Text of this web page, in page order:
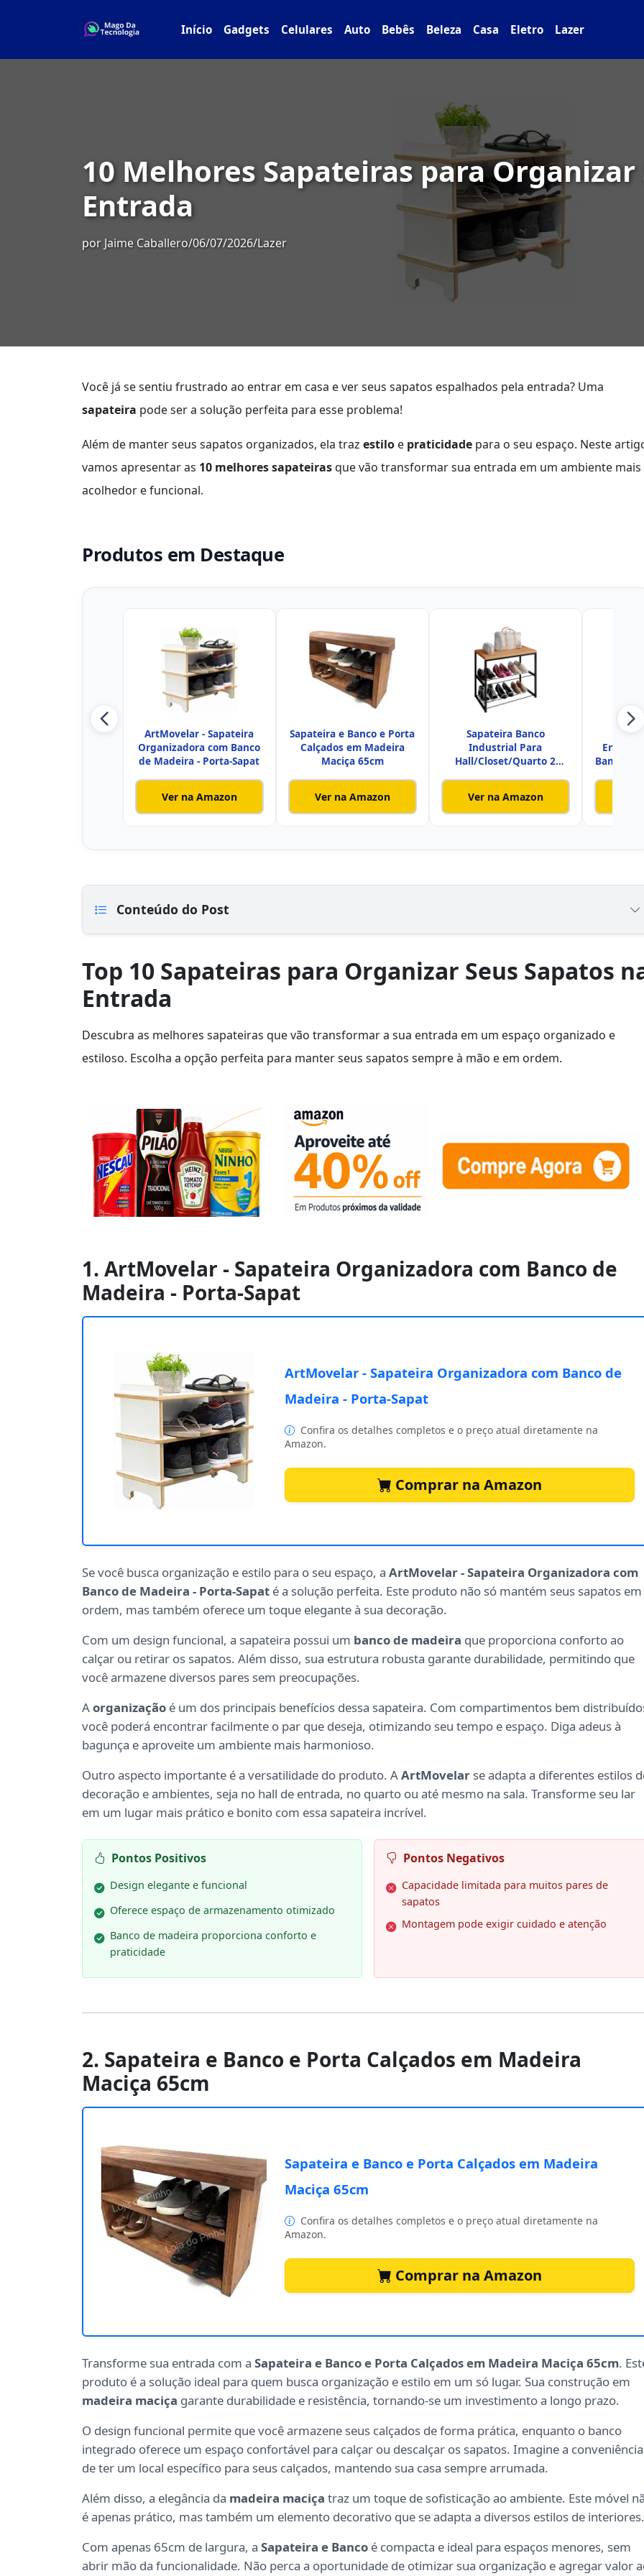
Início Gadgets Celulares Auto Bebês Beleza Casa Eletro Lazer
10 Melhores Sapateiras para Organizar
Entrada
por Jaime Caballero/06/07/2026/Lazer
Você já se sentiu frustrado ao entrar em casa e ver seus sapatos espalhados pela entrada? Uma
sapateira pode ser a solução perfeita para esse problema!
Além de manter seus sapatos organizados, ela traz estilo e praticidade para o seu espaço. Neste
vamos apresentar as 10 melhores sapateirasque vão transformar sua entrada em um ambiente mais
acolhedor e funcional.
Produtos em Destaque
ArtMovelar - Sapateira
Organizadora com Banco
de Madeira - Porta-Sapat
Ver na Amazon
Sapateira e Banco e Porta
Calçados em Madeira
Maciça 65cm
Ver na Amazon
Sapateira Banco
Industrial Para
Hall/Closet/Quarto 2
Ver na Amazon
Bambu
Conteúdo do Post
Top 10 Sapateiras para Organizar Seus Sapatos
Entrada
Descubra as melhores sapateiras que vão transformar a sua entrada em um espaço organizado e
estiloso. Escolha a opção perfeita para manter seus sapatos sempre à mão e em ordem.
1. ArtMovelar - Sapateira Organizadora com Banco de
Madeira - Porta-Sapat
ArtMovelar - Sapateira Organizadora com Banco de
Madeira - Porta-Sapat
Confira os detalhes completos e o preço atual diretamente na
Amazon.
Comprar na Amazon
Se você busca organização e estilo para o seu espaço, a ArtMovelar - Sapateira Organizadora com
Banco de Madeira - Porta-Sapat é a solução perfeita. Este produto não só mantém seus sapatos em
ordem, mas também oferece um toque elegante à sua decoração.
Com um design funcional, a sapateira possui um banco de madeira que proporciona conforto ao
calçar ou retirar os sapatos. Além disso, sua estrutura robusta garante durabilidade, permitindo que
você armazene diversos pares sem preocupações.
Aorganização é um dos principais benefícios dessa sapateira. Com compartimentos bem
você poderá encontrar facilmente o par que deseja, otimizando seu tempo e espaço. Diga adeus à
bagunça e aproveite um ambiente mais harmonioso.
Outro aspecto importante é a versatilidade do produto. AArtMovelar se adapta a diferentes estilos
decoração e ambientes, seja no hall de entrada, no quarto ou até mesmo na sala. Transforme seu lar
em um lugar mais prático e bonito com essa sapateira incrível.
Pontos Positivos
Design elegante e funcional
Oferece espaço de armazenamento otimizado
Banco de madeira proporciona conforto e
praticidade
Pontos Negativos
Capacidade limitada para muitos pares de
sapatos
Montagem pode exigir cuidado e atenção
2. Sapateira e Banco e Porta Calçados em Madeira
Maciça 65cm
Sapateira e Banco e Porta Calçados em Madeira
Maciça 65cm
Confira os detalhes completos e o preço atual diretamente na
Amazon.
Comprar na Amazon
Transforme sua entrada com a Sapateira e Banco e Porta Calçados em Madeira Maciça 65cm.
produto é a solução ideal para quem busca organização e estilo em um só lugar. Sua construção em
madeira maciça garante durabilidade e resistência, tornando-se um investimento a longo prazo.
O design funcional permite que você armazene seus calçados de forma prática, enquanto o banco
integrado oferece um espaço confortável para calçar ou descalçar os sapatos. Imagine a conveniência
de ter um local específico para seus calçados, mantendo sua casa sempre arrumada.
Além disso, a elegância da madeira maciça traz um toque de sofisticação ao ambiente. Este móvel
é apenas prático, mas também um elemento decorativo que se adapta a diversos estilos de interiores.
Com apenas 65cm de largura, a Sapateira e Banco é compacta e ideal para espaços menores, sem
abrir mão da funcionalidade. Não perca a oportunidade de otimizar sua organização e agregar valor